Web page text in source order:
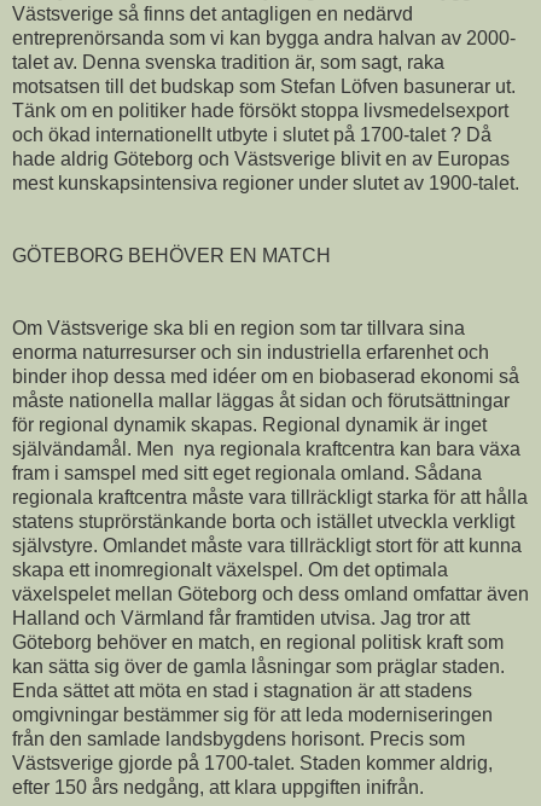
Västsverige så finns det antagligen en nedärvd
entreprenörsanda som vi kan bygga andra halvan av 2000-
talet av. Denna svenska tradition är, som sagt, raka
motsatsen till det budskap som Stefan Löfven basunerar ut.
Tänk om en politiker hade försökt stoppa livsmedelsexport
och ökad internationellt utbyte i slutet på 1700-talet ? Då
hade aldrig Göteborg och Västsverige blivit en av Europas
mest kunskapsintensiva regioner under slutet av 1900-talet.
GÖTEBORG BEHÖVER EN MATCH
Om Västsverige ska bli en region som tar tillvara sina
enorma naturresurser och sin industriella erfarenhet och
binder ihop dessa med idéer om en biobaserad ekonomi så
måste nationella mallar läggas åt sidan och förutsättningar
för regional dynamik skapas. Regional dynamik är inget
självändamål. Men nya regionala kraftcentra kan bara växa
fram i samspel med sitt eget regionala omland. Sådana
regionala kraftcentra måste vara tillräckligt starka för att hålla
statens stuprörstänkande borta och istället utveckla verkligt
självstyre. Omlandet måste vara tillräckligt stort för att kunna
skapa ett inomregionalt växelspel. Om det optimala
växelspelet mellan Göteborg och dess omland omfattar även
Halland och Värmland får framtiden utvisa. Jag tror att
Göteborg behöver en match, en regional politisk kraft som
kan sätta sig över de gamla låsningar som präglar staden.
Enda sättet att möta en stad i stagnation är att stadens
omgivningar bestämmer sig för att leda moderniseringen
från den samlade landsbygdens horisont. Precis som
Västsverige gjorde på 1700-talet. Staden kommer aldrig,
efter 150 års nedgång, att klara uppgiften inifrån.